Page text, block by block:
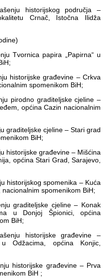
historijskog područja –
Crnač, Istočna Ilidža
Tvornica papira „Papirna“ u
historijske građevine – Crkva
spomenikom BiH;
pirodno graditeljske cjeline –
općina Cazin nacionalnim
graditeljske cjeline – Stari grad
BiH;
historijske građevine – Mišćina
općina Stari Grad, Sarajevo,
historijskog spomenika – Kuća
spomenikom BiH;
graditeljske cjeline – Konak
u Donjoj Špionici, općina
BiH;
historijske građevine –
Odžacima, općina Konjic,
historijske građevine – Prva
BiH ;